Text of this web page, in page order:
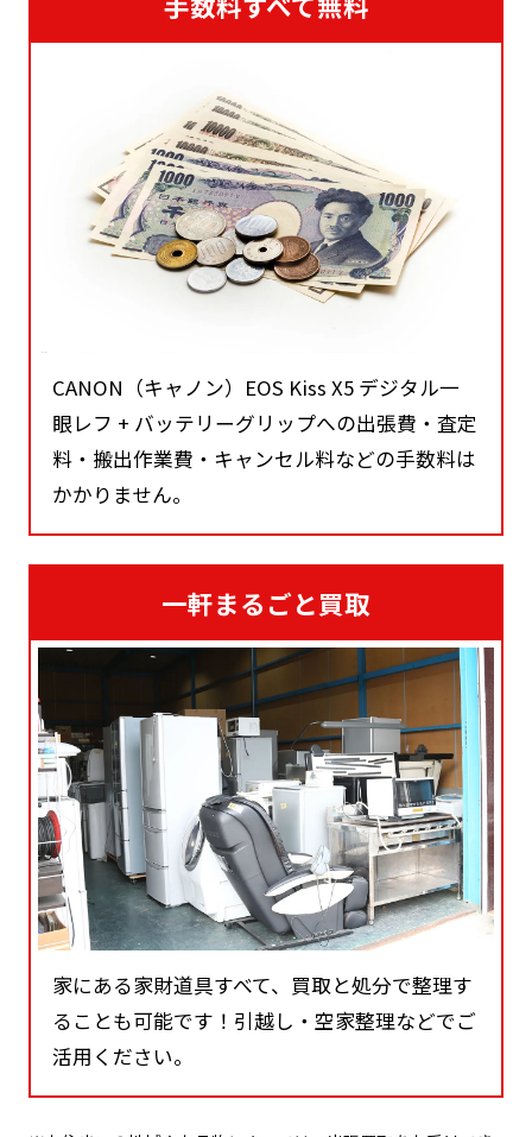
CANON（キャノン）EOS Kiss X5 デジタル一
眼レフ + バッテリーグリップへの出張費・査定
料・搬出作業費・キャンセル料などの手数料は
かかりません。
一軒まるごと買取
家にある家財道具すべて、買取と処分で整理す
ることも可能です！引越し・空家整理などでご
活用ください。